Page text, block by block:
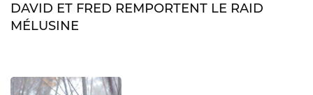
DAVID ET FRED REMPORTENT LE RAID
MÉLUSINE